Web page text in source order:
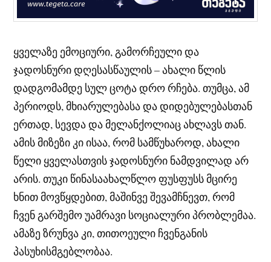
ყველაზე ემოციური, გამორჩეული და
ჯადოსნური დღესასწაულის – ახალი წლის
დადგომამდე სულ ცოტა დრო რჩება. თუმცა, ამ
პერიოდს, მხიარულებასა და დიდებულებასთან
ერთად, სევდა და მელანქოლიაც ახლავს თან.
ამის მიზეზი კი ისაა, რომ სამწუხაროდ, ახალი
წელი ყველასთვის ჯადოსნური ნამდვილად არ
არის. თუკი წინასაახალწლო ფუსფუსს მცირე
ხნით მოვწყდებით, მაშინვე შევამჩნევთ, რომ
ჩვენ გარშემო უამრავი სოციალური პრობლემაა.
ამაზე ზრუნვა კი, თითოეული ჩვენგანის
პასუხისმგებლობაა.